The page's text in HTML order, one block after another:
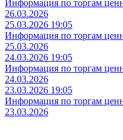
Информация по торгам
26.03.2026
25.03.2026 19:05
Информация по торгам
25.03.2026
24.03.2026 19:05
Информация по торгам
24.03.2026
23.03.2026 19:05
Информация по торгам
23.03.2026